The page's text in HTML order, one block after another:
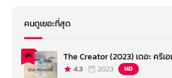
คนดูเยอะที่สุด
#1 The Creator (2023) เดอะ ครีเ
4.3 2023 HD